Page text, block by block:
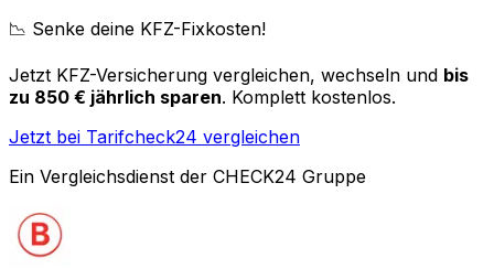
📉 Senke deine KFZ-Fixkosten!
Jetzt KFZ-Versicherung vergleichen, wechseln und bis
zu 850 € jährlich sparen. Komplett kostenlos.
Jetzt bei Tarifcheck24 vergleichen
Ein Vergleichsdienst der CHECK24 Gruppe